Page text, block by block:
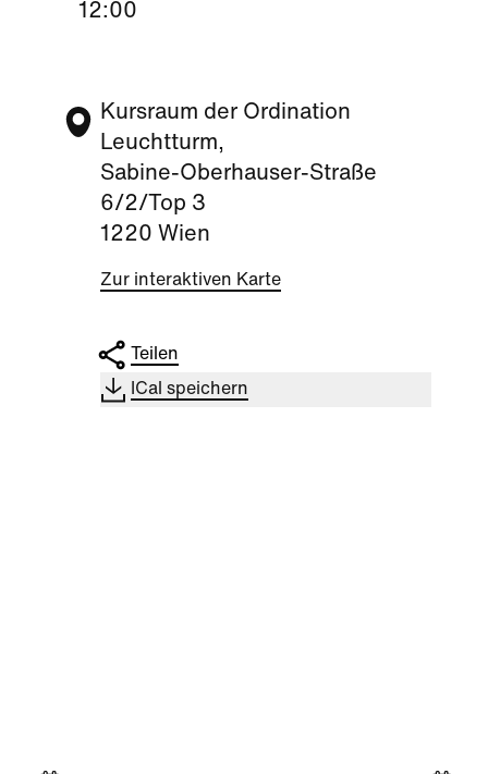
Kursraum der Ordination
Leuchtturm,
Sabine-Oberhauser-Straße
6/2/Top 3
1220 Wien
Zur interaktiven Karte
Teilen
ICal speichern
12:00